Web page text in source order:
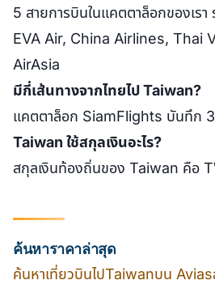
5 สายการบินในแคตตาล็อกของเร
EVA Air, China Airlines, Thai
AirAsia
มีกี่เส้นทางจากไทยไป Taiwan?
แคตตาล็อก SiamFlights บันทึก 3
Taiwan ใช้สกุลเงินอะไร?
สกุลเงินท้องถิ่นของ Taiwan คือ
ค้นหาราคาล่าสุด
ค้นหาเที่ยวบินไปTaiwanบน